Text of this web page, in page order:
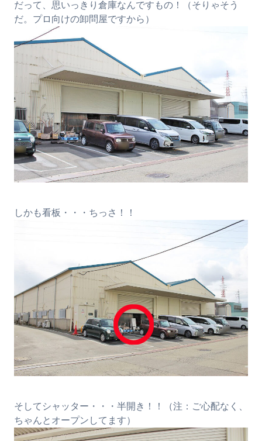
だって、思いっきり倉庫なんですもの！（そりゃそう
だ。プロ向けの卸問屋ですから）
しかも看板・・・ちっさ！！
そしてシャッター・・・半開き！！（注：ご心配なく、
ちゃんとオープンしてます）